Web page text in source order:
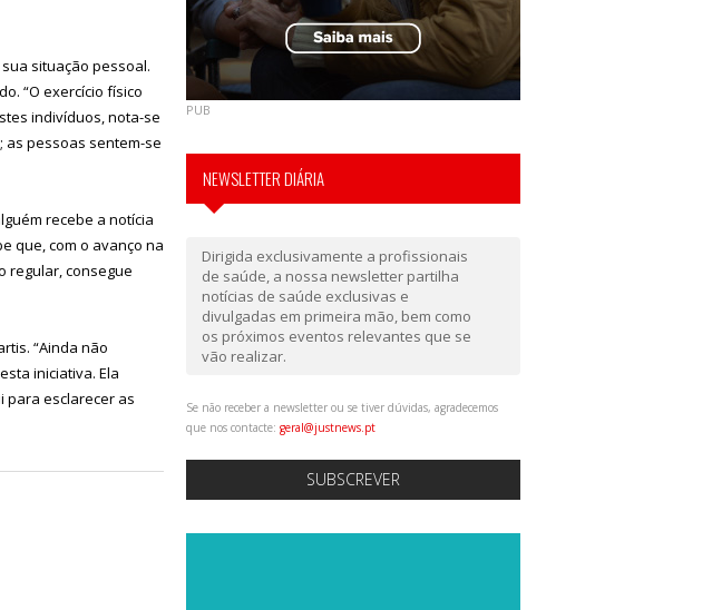
situação pessoal.
“O exercício físico
indivíduos, nota-se
as pessoas sentem-se
recebe a notícia
que, com o avanço na
regular, consegue
“Ainda não
iniciativa. Ela
para esclarecer as
PUB
NEWSLETTER DIÁRIA
Dirigida exclusivamente a profissionais
de saúde, a nossa newsletter partilha
notícias de saúde exclusivas e
divulgadas em primeira mão, bem como
os próximos eventos relevantes que se
vão realizar.
Se não receber a newsletter ou se tiver dúvidas, agradecemos
que nos contacte: geral@justnews.pt
SUBSCREVER